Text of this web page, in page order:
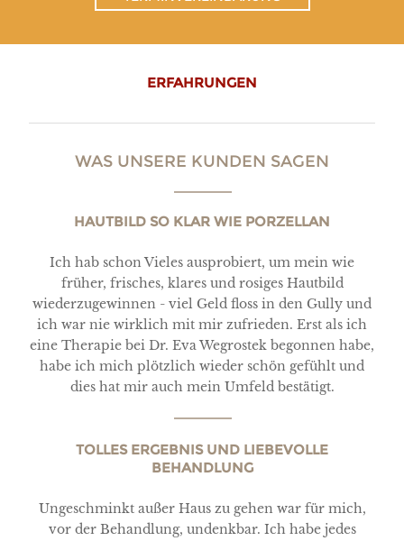
ERFAHRUNGEN
WAS UNSERE KUNDEN SAGEN
HAUTBILD SO KLAR WIE PORZELLAN
Ich hab schon Vieles ausprobiert, um mein wie
früher, frisches, klares und rosiges Hautbild
wiederzugewinnen - viel Geld floss in den Gully und
ich war nie wirklich mit mir zufrieden. Erst als ich
eine Therapie bei Dr. Eva Wegrostek begonnen habe,
habe ich mich plötzlich wieder schön gefühlt und
dies hat mir auch mein Umfeld bestätigt.
TOLLES ERGEBNIS UND LIEBEVOLLE
BEHANDLUNG
Ungeschminkt außer Haus zu gehen war für mich,
vor der Behandlung, undenkbar. Ich habe jedes